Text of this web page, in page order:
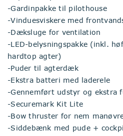
-Gardinpakke til pilothouse
-Vinduesviskere med
-Dæksluge for ventilation
-LED-belysningspakke (inkl.
hardtop agter)
-Puder til agterdæk
-Ekstra batteri med laderele
-Gennemført udstyr og ekstra
-Securemark Kit Lite
-Bow thruster for nem
-Siddebænk med pude +